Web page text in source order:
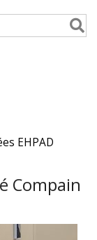
EHPAD
Compain